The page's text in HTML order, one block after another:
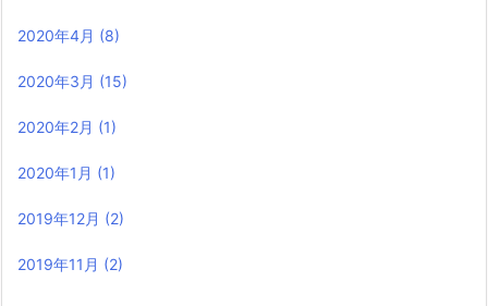
2020年4月 (8)
2020年3月 (15)
2020年2月 (1)
2020年1月 (1)
2019年12月 (2)
2019年11月 (2)